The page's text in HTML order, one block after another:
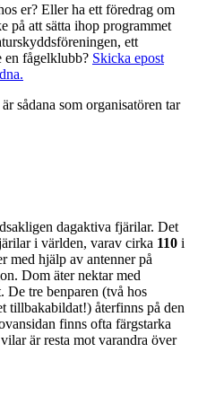
er? Eller ha ett föredrag om
på att sätta ihop programmet
ett
en fågelklubb? Skicka epost
är sådana som organisatören tar
dagaktiva fjärilar. Det
i världen, varav cirka 110 i
med hjälp av antenner på
Dom äter nektar med
De tre benparen (två hos
tillbakabildat!) återfinns på den
finns ofta färgstarka
är resta mot varandra över